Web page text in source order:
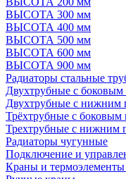
ВЫСОТА 300 мм
ВЫСОТА 400 мм
ВЫСОТА 500 мм
ВЫСОТА 600 мм
ВЫСОТА 900 мм
Радиаторы стальные
Двухтрубные с
Двухтрубные с нижним
Трёхтрубные с
Трехтрубные с нижним
Радиаторы чугунные
Подключение и
Краны и термоэлементы